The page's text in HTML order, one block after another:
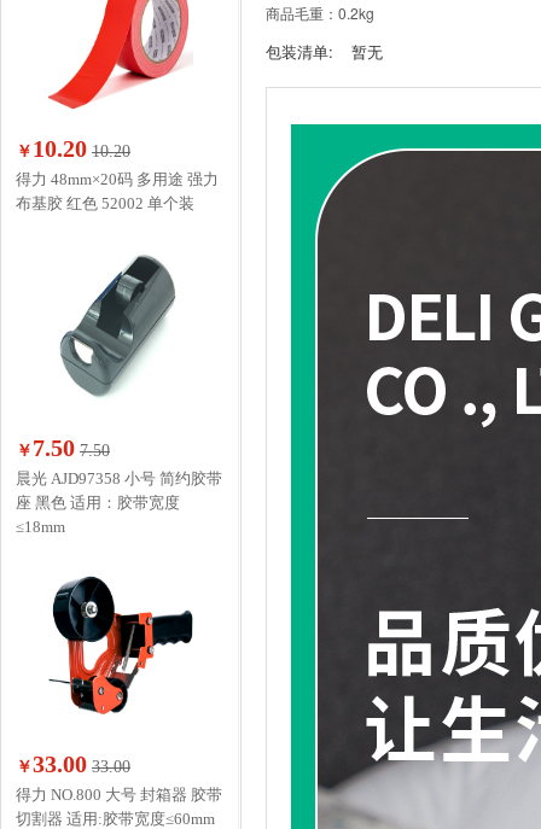
￥ 10.20 10.20
得力 48mm×20码 多用途 强力
布基胶 红色 52002 单个装
￥ 7.50 7.50
晨光 AJD97358 小号 简约胶带
座 黑色 适用：胶带宽度
≤18mm
￥33.00 33.00
得力 NO.800 大号 封箱器 胶带
切割器 适用:胶带宽度≤60mm
商品毛重：0.2kg
包装清单: 暂无